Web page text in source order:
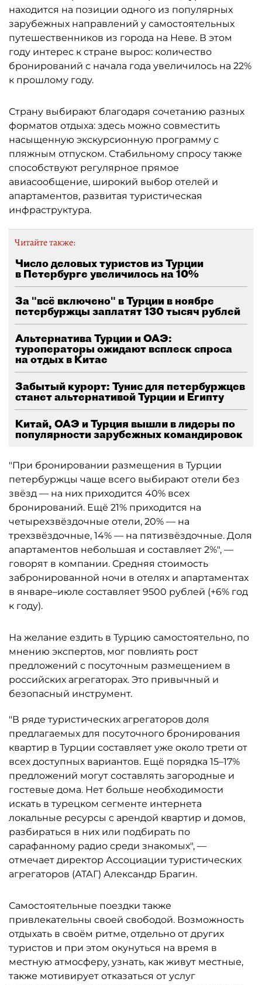
находится на позиции одного из популярных
зарубежных направлений у самостоятельных
путешественников из города на Неве. В этом
году интерес к стране вырос: количество
бронирований с начала года увеличилось на 22%
к прошлому году.
Страну выбирают благодаря сочетанию разных
форматов отдыха: здесь можно совместить
насыщенную экскурсионную программу с
пляжным отпуском. Стабильному спросу также
способствуют регулярное прямое
авиасообщение, широкий выбор отелей и
апартаментов, развитая туристическая
инфраструктура.
Читайте также:
Число деловых туристов из Турции
в Петербурге увеличилось на 10%
За "всё включено" в Турции в ноябре
петербуржцы заплатят 130 тысяч рублей
Альтернатива Турции и ОАЭ:
туроператоры ожидают всплеск спроса
на отдых в Китае
Забытый курорт: Тунис для петербуржцев
станет альтернативой Турции и Египту
Китай, ОАЭ и Турция вышли в лидеры по
популярности зарубежных командировок
"При бронировании размещения в Турции
петербуржцы чаще всего выбирают отели без
звёзд — на них приходится 40% всех
бронирований. Ещё 21% приходится на
четырехзвёздочные отели, 20% — на
трехзвёздочные, 14% — на пятизвёздочные. Доля
апартаментов небольшая и составляет 2%", —
говорят в компании. Средняя стоимость
забронированной ночи в отелях и апартаментах
в январе–июле составляет 9500 рублей (+6% год
к году).
На желание ездить в Турцию самостоятельно, по
мнению экспертов, мог повлиять рост
предложений с посуточным размещением в
российских агрегаторах. Это привычный и
безопасный инструмент.
"В ряде туристических агрегаторов доля
предлагаемых для посуточного бронирования
квартир в Турции составляет уже около трети от
всех доступных вариантов. Ещё порядка 15–17%
предложений могут составлять загородные и
гостевые дома. Нет больше необходимости
искать в турецком сегменте интернета
локальные ресурсы с арендой квартир и домов,
разбираться в них или подбирать по
сарафанному радио среди знакомых", —
отмечает директор Ассоциации туристических
агрегаторов (АТАГ) Александр Брагин.
Самостоятельные поездки также
привлекательны своей свободой. Возможность
отдыхать в своём ритме, отдельно от других
туристов и при этом окунуться на время в
местную атмосферу, узнать, как живут местные,
также мотивирует отказаться от услуг